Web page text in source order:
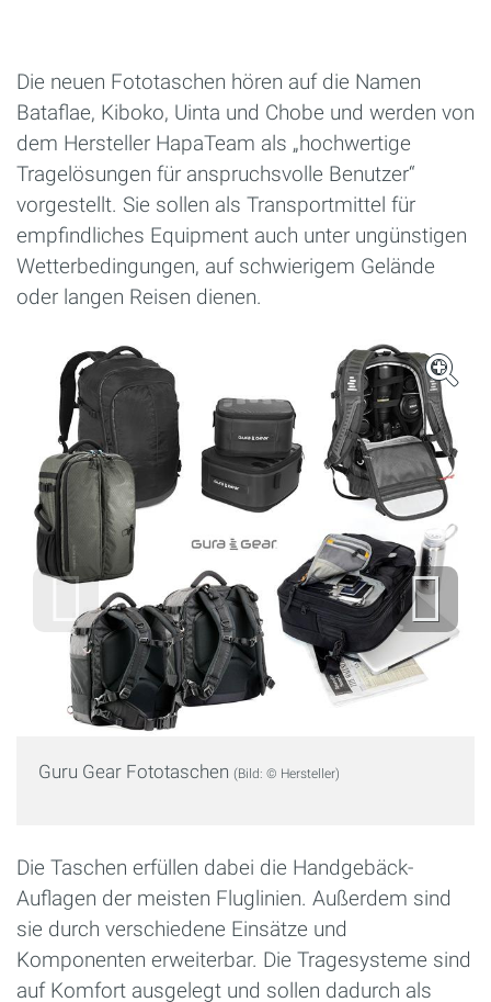
Die neuen Fototaschen hören auf die Namen
Bataflae, Kiboko, Uinta und Chobe und werden von
dem Hersteller HapaTeam als „hochwertige
Tragelösungen für anspruchsvolle Benutzer“
vorgestellt. Sie sollen als Transportmittel für
empfindliches Equipment auch unter ungünstigen
Wetterbedingungen, auf schwierigem Gelände
oder langen Reisen dienen.
Guru Gear Fototaschen (Bild: © Hersteller)
Die Taschen erfüllen dabei die Handgebäck-
Auflagen der meisten Fluglinien. Außerdem sind
sie durch verschiedene Einsätze und
Komponenten erweiterbar. Die Tragesysteme sind
auf Komfort ausgelegt und sollen dadurch als